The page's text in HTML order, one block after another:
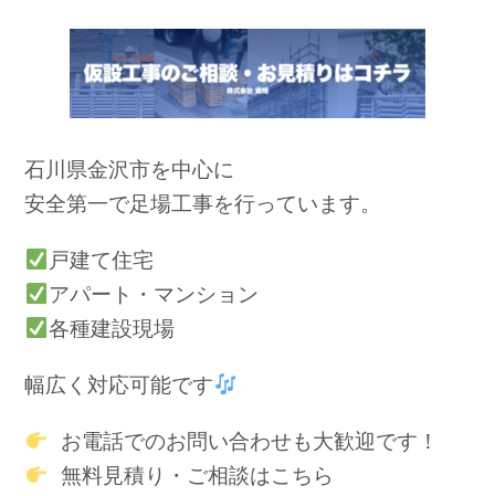
石川県金沢市を中心に
安全第一で足場工事を行っています。
戸建て住宅
アパート・マンション
各種建設現場
幅広く対応可能です
お電話でのお問い合わせも大歓迎です！
無料見積り・ご相談はこちら